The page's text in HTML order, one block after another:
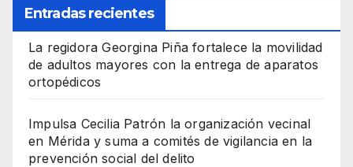
Entradas recientes
La regidora Georgina Piña fortalece la movilidad
de adultos mayores con la entrega de aparatos
ortopédicos
Impulsa Cecilia Patrón la organización vecinal
en Mérida y suma a comités de vigilancia en la
prevención social del delito